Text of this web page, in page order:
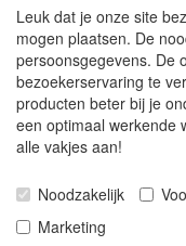
helenacosmetica.nl
E-mail:
Telefoon:
Leuk dat je onze site
mogen plaatsen. De
persoonsgegevens. De
bezoekerservaring te
producten beter bij je
een optimaal werkende
alle vakjes aan!
Noodzakelijk
Marketing